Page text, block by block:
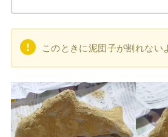
このときに泥団子が割れない